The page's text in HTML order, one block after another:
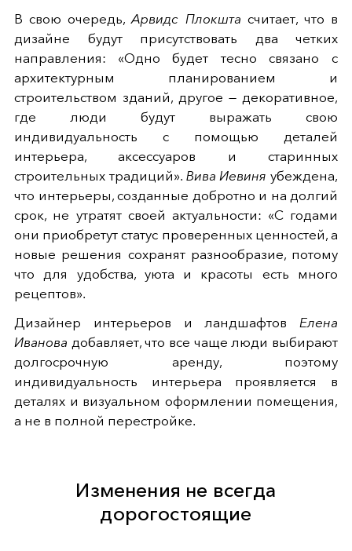
В свою очередь,Арвидс Плокшта считает, что в
дизайне будут присутствовать два четких
направления: «Одно будет тесно связано с
архитектурным планированием и
строительством зданий, другое — декоративное,
где люди будут выражать свою
индивидуальность с помощью деталей
интерьера, аксессуаров и старинных
строительных традиций». Вива Иевиня убеждена,
что интерьеры, созданные добротно и на долгий
срок, не утратят своей актуальности: «С годами
они приобретут статус проверенных ценностей, а
новые решения сохранят разнообразие, потому
что для удобства, уюта и красоты есть много
рецептов».
Дизайнер интерьеров и ландшафтов Елена
Иванова добавляет, что все чаще люди выбирают
долгосрочную аренду, поэтому
индивидуальность интерьера проявляется в
деталях и визуальном оформлении помещения,
а не в полной перестройке.
Изменения не всегда
дорогостоящие